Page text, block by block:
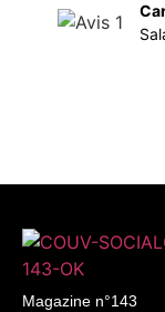
Magazine n°143